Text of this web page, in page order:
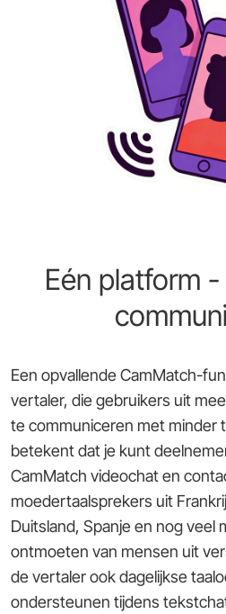
Eén platform
Een opvallende CamMatch-
vertaler, die gebruikers uit
te communiceren met minder
betekent dat je kunt
CamMatch videochat en
moedertaalsprekers uit
Duitsland, Spanje en nog veel
ontmoeten van mensen uit
de vertaler ook dagelijkse
ondersteunen tijdens